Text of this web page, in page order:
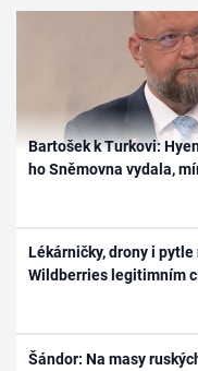
Bartošek k Turkovi:
ho Sněmovna vydala,
Lékárničky, drony i
Wildberries legitimním
Šándor: Na masy